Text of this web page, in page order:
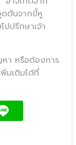
ตันจากขี้หู
ปปรึกษาเจ้า
หา หรือต้องการ
มเติมได้ที่